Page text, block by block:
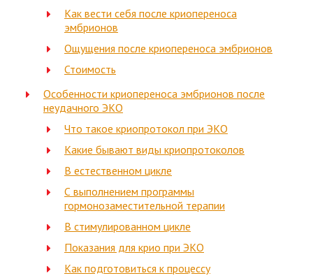
Как вести себя после криопереноса
эмбрионов
Ощущения после криопереноса эмбрионов
Стоимость
Особенности криопереноса эмбрионов после
неудачного ЭКО
Что такое криопротокол при ЭКО
Какие бывают виды криопротоколов
В естественном цикле
С выполнением программы
гормонозаместительной терапии
В стимулированном цикле
Показания для крио при ЭКО
Как подготовиться к процессу